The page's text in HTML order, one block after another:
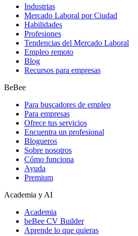
Industrias
Mercado Laboral por Ciudad
Habilidades
Profesiones
Tendencias del Mercado Laboral
Empleo remoto
Blog
Recursos para empresas
BeBee
Para buscadores de empleo
Para empresas
Ofrece tus servicios
Encuentra un profesional
Blogueros
Sobre nosotros
Cómo funciona
Ayuda
Premium
Academia y AI
Academia
beBee CV Builder
Aprende lo que quieras